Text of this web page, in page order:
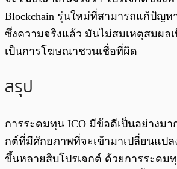
Blockchain รุ่นใหม่ที่สามารถแก้ปัญห
ซึ่งความจริงแล้ว มันไม่สมเหตุสมผล
เป็นการโฆษณาชวนเชื่อที่ผิด
สรุป
การระดมทุน ICO มีข้อดีเป็นอย่างมา
กต์ที่มีศักยภาพที่จะเข้ามาเปลี่ยนแปล
ขึ้นหลายสิบโปรเจกต์ ด้วยการระดม